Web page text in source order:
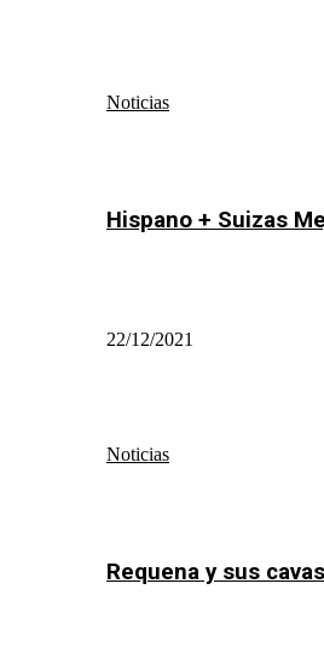
Noticias
Hispano + Suizas
22/12/2021
Noticias
Requena y sus cavas